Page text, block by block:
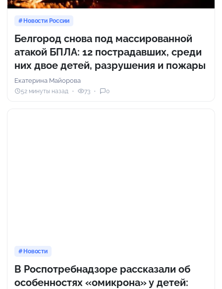
Новости России
Белгород снова под массированной
атакой БПЛА: 12 пострадавших, среди
них двое детей, разрушения и пожары
Екатерина Майорова
52 минуты назад 73 0
Новости
В Роспотребнадзоре рассказали об
особенностях «омикрона» у детей: